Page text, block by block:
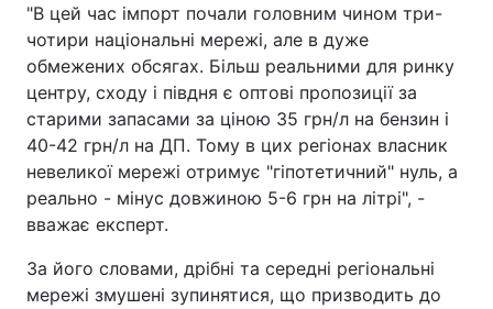
"В цей час імпорт почали головним чином три-
чотири національні мережі, але в дуже
обмежених обсягах. Більш реальними для ринку
центру, сходу і півдня є оптові пропозиції за
старими запасами за ціною 35 грн/л на бензин і
40-42 грн/л на ДП. Тому в цих регіонах власник
невеликої мережі отримує "гіпотетичний" нуль, а
реально - мінус довжиною 5-6 грн на літрі", -
вважає експерт.
За його словами, дрібні та середні регіональні
мережі змушені зупинятися, що призводить до